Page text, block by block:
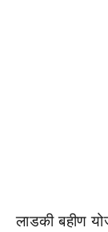
लाडकी बहीण